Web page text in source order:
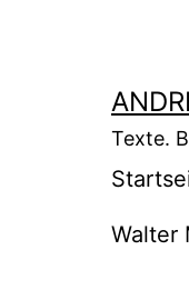
Texte.
Walter